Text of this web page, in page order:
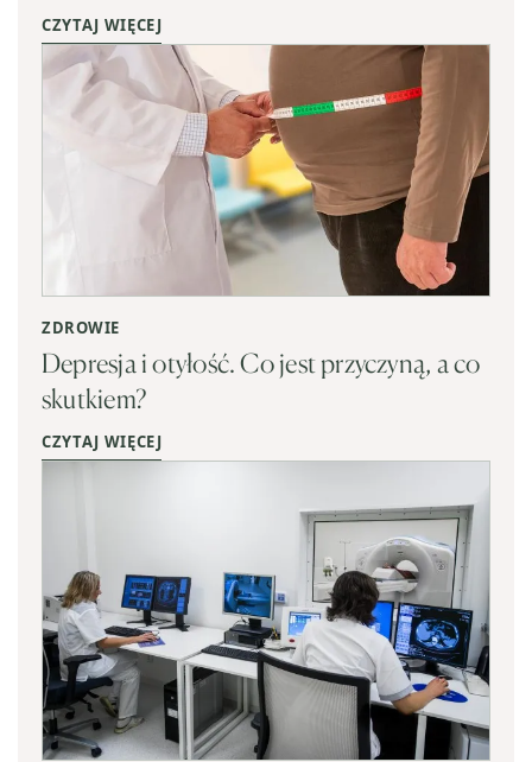
CZYTAJ WIĘCEJ
ZDROWIE
Depresja i otyłość. Co jest przyczyną, a co
skutkiem?
CZYTAJ WIĘCEJ